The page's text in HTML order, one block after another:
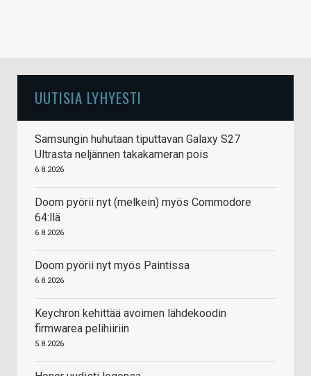
UUTISIA LYHYESTI
Samsungin huhutaan tiputtavan Galaxy S27
Ultrasta neljännen takakameran pois
6.8.2026
Doom pyörii nyt (melkein) myös Commodore
64:llä
6.8.2026
Doom pyörii nyt myös Paintissa
6.8.2026
Keychron kehittää avoimen lähdekoodin
firmwarea pelihiiriin
5.8.2026